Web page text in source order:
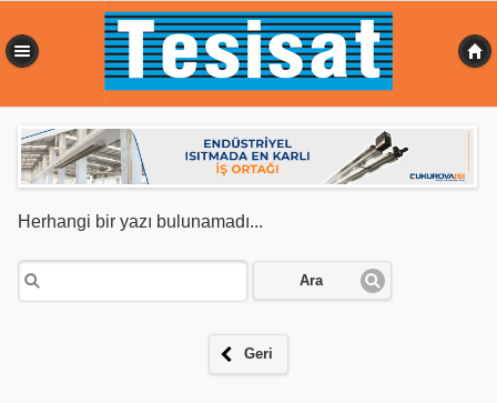
Herhangi bir yazı bulunamadı...
Ara
Geri
0,213 sn